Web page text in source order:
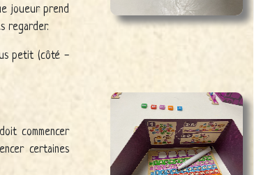
joueur prend
regarder.
petit (côté -
commencer
certaines